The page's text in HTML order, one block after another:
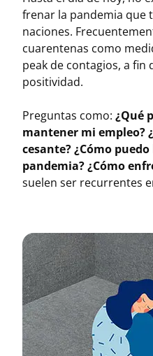
frenar la pandemia que
naciones.
cuarentenas como
peak de contagios, a fin
positividad.
Preguntas como: ¿Qué
mantener mi empleo?
cesante? ¿Cómo
pandemia? ¿Cómo
suelen ser recurrentes